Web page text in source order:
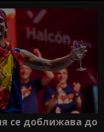
се доближава до